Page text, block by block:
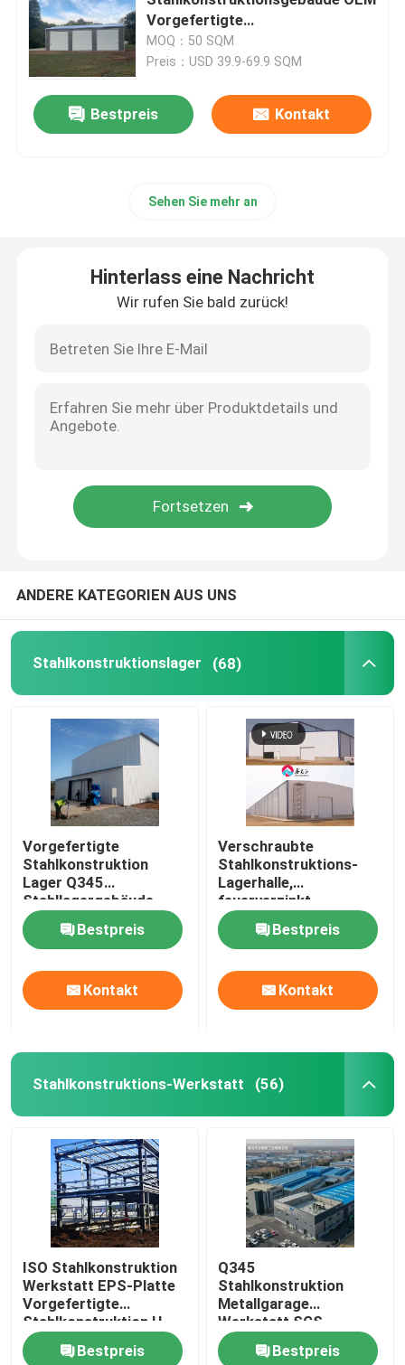
Stahlkonstruktions-Werkstatt
Stahlkonstruktionsbau
Bürogebäude mit Stahlrahmen
Stahlbaustoff
Vorgefertigte
Stahlkonstruktionslager
MOQ：50 SQM
Preis：USD 39.9-69.9 SQM
Bestpreis Kontakt
Sehen Sie mehr an
Hinterlass eine Nachricht
Wir rufen Sie bald zurück!
ANDERE KATEGORIEN AUS UNS
Stahlkonstruktionslager (68)
Vorgefertigte
Stahlkonstruktion
Lager Q345
Stahllagergebäude
Bestpreis
Kontakt
Verschraubte
Stahlkonstruktions-
Lagerhalle,
feuerverzinkt
Bestpreis
Kontakt
Stahlkonstruktions-Werkstatt (56)
ISO Stahlkonstruktion
Werkstatt EPS-Platte
Vorgefertigte
Stahlkonstruktion H-
förmig
Bestpreis
Q345
Stahlkonstruktion
Metallgarage
Werkstatt SGS-
Zertifikat
Bestpreis